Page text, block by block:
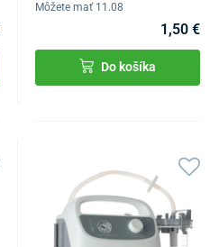
Môžete mať 11.08
1,50 €
Do košíka